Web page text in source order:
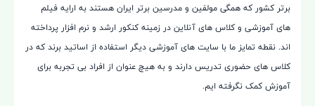
برتر کشور که همگی مولفین و مدرسین برتر ایران هستند به ارایه فیلم
های آموزشی و کلاس های آنلاین در زمینه کنکور ارشد و نرم افزار پرداخته
اند. نقطه تمایز ما با سایت های آموزشی دیگر استفاده از اساتید برند که در
کلاس های حضوری تدریس دارند و به هیچ عنوان از افراد بی تجربه برای
آموزش کمک نگرفته ایم.